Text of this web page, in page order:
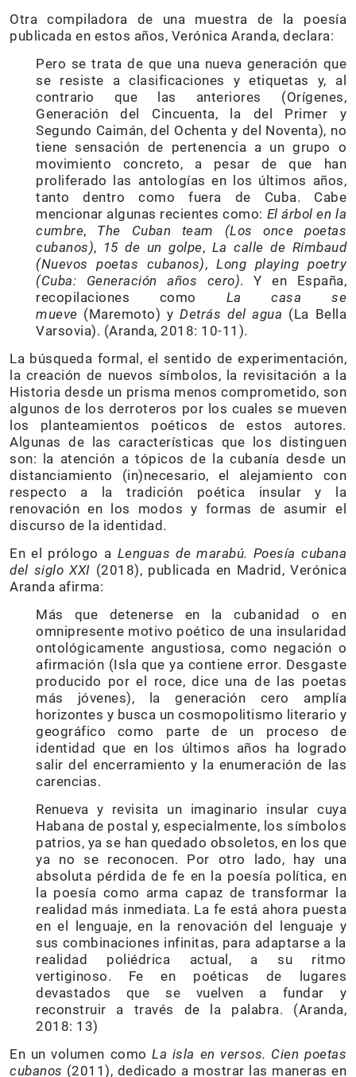
Otra compiladora de una muestra de la poesía
publicada en estos años, Verónica Aranda, declara:
Pero se trata de que una nueva generación que
se resiste a clasificaciones y etiquetas y, al
contrario que las anteriores (Orígenes,
Generación del Cincuenta, la del Primer y
Segundo Caimán, del Ochenta y del Noventa), no
tiene sensación de pertenencia a un grupo o
movimiento concreto, a pesar de que han
proliferado las antologías en los últimos años,
tanto dentro como fuera de Cuba. Cabe
mencionar algunas recientes como: El árbol en la
cumbre, The Cuban team (Los once poetas
cubanos), 15 de un golpe, La calle de Rimbaud
(Nuevos poetas cubanos),Long playing poetry
(Cuba: Generación años cero). Y en España,
recopilaciones como La casa se
mueve (Maremoto) yDetrás del agua (La Bella
Varsovia). (Aranda, 2018: 10-11).
La búsqueda formal, el sentido de experimentación,
la creación de nuevos símbolos, la revisitación a la
Historia desde un prisma menos comprometido, son
algunos de los derroteros por los cuales se mueven
los planteamientos poéticos de estos autores.
Algunas de las características que los distinguen
son: la atención a tópicos de la cubanía desde un
distanciamiento (in)necesario, el alejamiento con
respecto a la tradición poética insular y la
renovación en los modos y formas de asumir el
discurso de la identidad.
En el prólogo a Lenguas de marabú. Poesía cubana
del siglo XXI (2018), publicada en Madrid, Verónica
Aranda afirma:
Más que detenerse en la cubanidad o en
omnipresente motivo poético de una insularidad
ontológicamente angustiosa, como negación o
afirmación (Isla que ya contiene error. Desgaste
producido por el roce, dice una de las poetas
más jóvenes), la generación cero amplía
horizontes y busca un cosmopolitismo literario y
geográfico como parte de un proceso de
identidad que en los últimos años ha logrado
salir del encerramiento y la enumeración de las
carencias.
Renueva y revisita un imaginario insular cuya
Habana de postal y, especialmente, los símbolos
patrios, ya se han quedado obsoletos, en los que
ya no se reconocen. Por otro lado, hay una
absoluta pérdida de fe en la poesía política, en
la poesía como arma capaz de transformar la
realidad más inmediata. La fe está ahora puesta
en el lenguaje, en la renovación del lenguaje y
sus combinaciones infinitas, para adaptarse a la
realidad poliédrica actual, a su ritmo
vertiginoso. Fe en poéticas de lugares
devastados que se vuelven a fundar y
reconstruir a través de la palabra. (Aranda,
2018: 13)
En un volumen comoLa isla en versos. Cien poetas
cubanos (2011), dedicado a mostrar las maneras en